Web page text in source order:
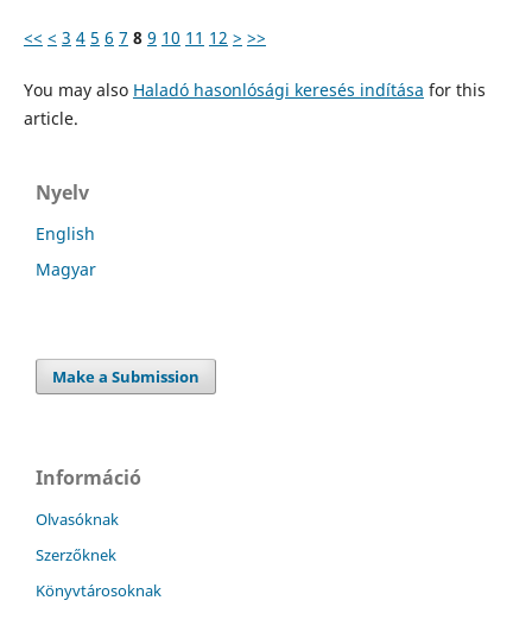
<< < 3 4 5 6 7 8 9 10 11 12 > >>
You may also Haladó hasonlósági keresés indítása for this
article.
Nyelv
English
Magyar
Make a Submission
Információ
Olvasóknak
Szerzőknek
Könyvtárosoknak